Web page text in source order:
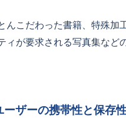
んこだわった書籍、特殊加
ィが要求される写真集な
ーザーの携帯性と保存